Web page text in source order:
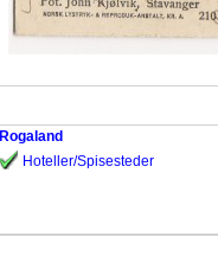
Rogaland
Hoteller/Spisesteder